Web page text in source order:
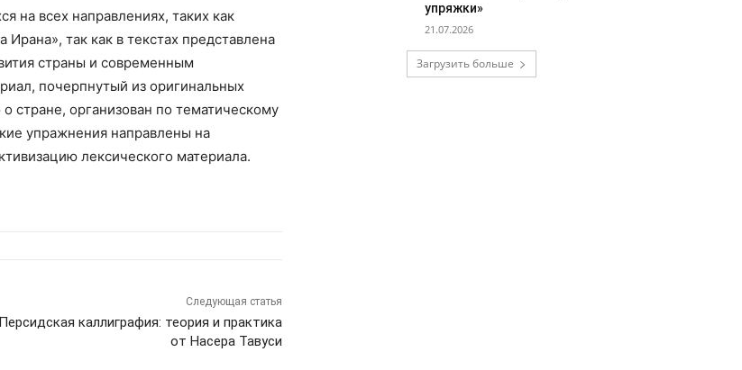
на всех направлениях, таких как
так как в текстах представлена
страны и современным
почерпнутый из оригинальных
стране, организован по тематическому
упражнения направлены на
лексического материала.
Следующая статья
Персидская каллиграфия: теория и практика
от Насера Тавуси
упряжки»
21.07.2026
Загрузить больше